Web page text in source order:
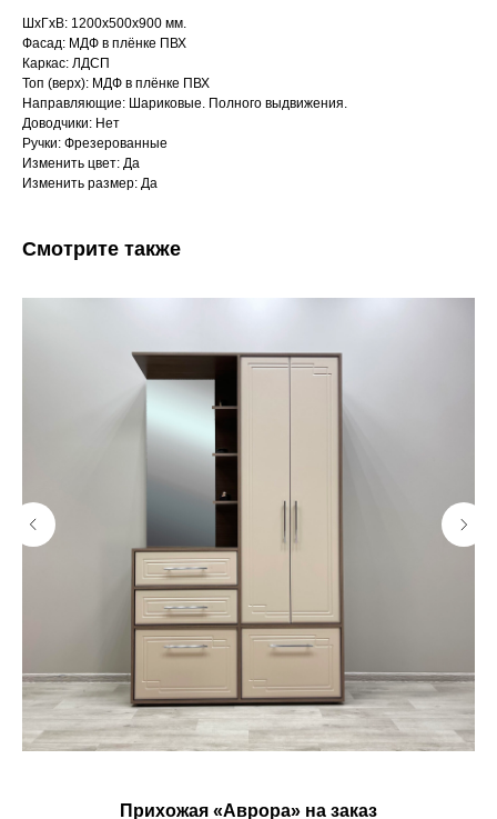
ШхГхВ: 1200х500х900 мм.
Фасад: МДФ в плёнке ПВХ
Каркас: ЛДСП
Топ (верх): МДФ в плёнке ПВХ
Направляющие: Шариковые. Полного выдвижения.
Доводчики: Нет
Ручки: Фрезерованные
Изменить цвет: Да
Изменить размер: Да
Смотрите также
Прихожая «Аврора» на заказ